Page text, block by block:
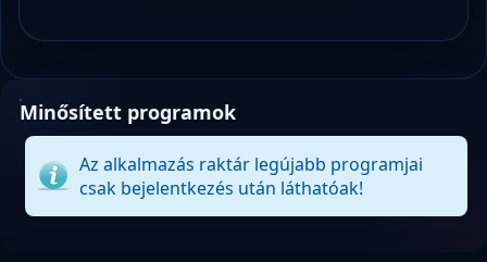
Minősített programok
Az alkalmazás raktár legújabb programjai
csak bejelentkezés után láthatóak!